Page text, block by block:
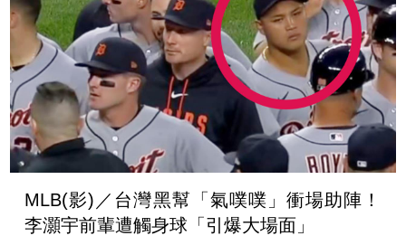
MLB(影)／台灣黑幫「氣噗噗」衝場助陣！
李灝宇前輩遭觸身球「引爆大場面」